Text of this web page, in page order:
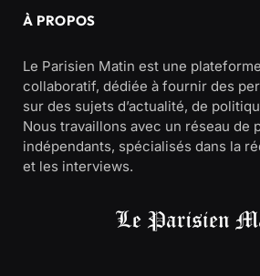
À PROPOS
Le Parisien Matin est une
collaboratif, dédiée à fournir des
sur des sujets d’actualité, de
Nous travaillons avec un réseau de
indépendants, spécialisés dans la
et les interviews.